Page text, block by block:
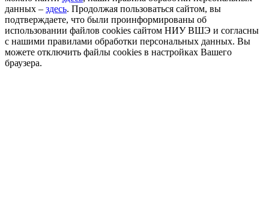
данных – здесь. Продолжая пользоваться сайтом, вы
подтверждаете, что были проинформированы об
использовании файлов cookies сайтом НИУ ВШЭ и согласны
с нашими правилами обработки персональных данных. Вы
можете отключить файлы cookies в настройках Вашего
браузера.